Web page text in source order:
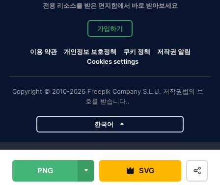
PNG SVG
전용 리소스를 받은 편지함에서 바로 받아보세요
가입하기
이용 약관 개인정보 보호정책 쿠키 정책
저작권 알림
Cookies settings
Copyright © 2010-2026 Freepik Company S.L.U. 저작권법의 보
호를 받습니다..
한국어